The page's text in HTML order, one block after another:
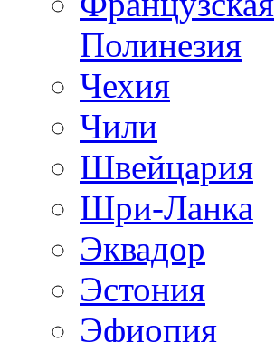
Полинезия
Чехия
Чили
Швейцария
Шри-Ланка
Эквадор
Эстония
Эфиопия